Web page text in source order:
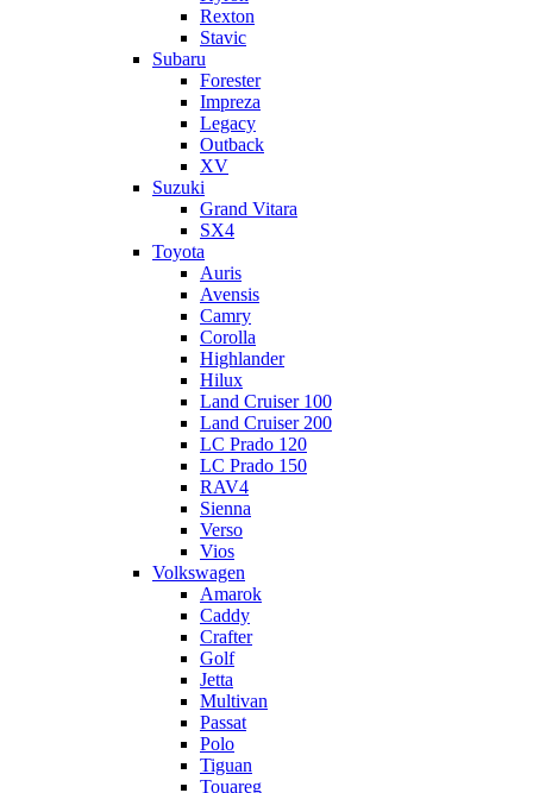
Rexton
Stavic
Subaru
Forester
Impreza
Legacy
Outback
XV
Suzuki
Grand Vitara
SX4
Toyota
Auris
Avensis
Camry
Corolla
Highlander
Hilux
Land Cruiser 100
Land Cruiser 200
LC Prado 120
LC Prado 150
RAV4
Sienna
Verso
Vios
Volkswagen
Amarok
Caddy
Crafter
Golf
Jetta
Multivan
Passat
Polo
Tiguan
Touareg